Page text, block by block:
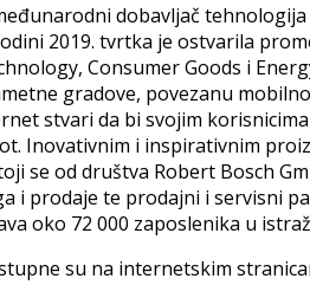
dobavljač
2019. tvrtka je ostvarila
Consumer Goods i
gradove, povezanu
stvari da bi svojim
Inovativnim i inspirativnim
se od društva Robert Bosch
i prodaje te prodajni i servisni
oko 72 000 zaposlenika u
su na internetskim